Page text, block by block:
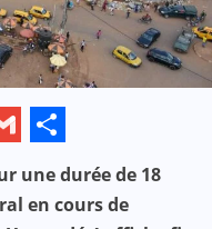
Share
une durée de 18
en cours de